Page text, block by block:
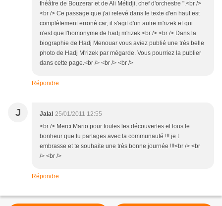
théâtre de Bouzerar et de Ali Métidji, chef d'orchestre ".<br />
<br /> Ce passage que j'ai relevé dans le texte d'en haut est
complètement erroné car, il s'agit d'un autre m'rizek et qui
n'est que l'homonyme de hadj m'rizek.<br /> <br /> Dans la
biographie de Hadj Menouar vous aviez publié une très belle
photo de Hadj M'rizek par mégarde. Vous pourriez la publier
dans cette page.<br /> <br /> <br />
Répondre
J Jalal 25/01/2011 12:55
<br /> Merci Mario pour toutes les découvertes et tous le
bonheur que tu partages avec la communauté !!! je t
embrasse et te souhaite une très bonne journée !!!<br /> <br
/> <br />
Répondre